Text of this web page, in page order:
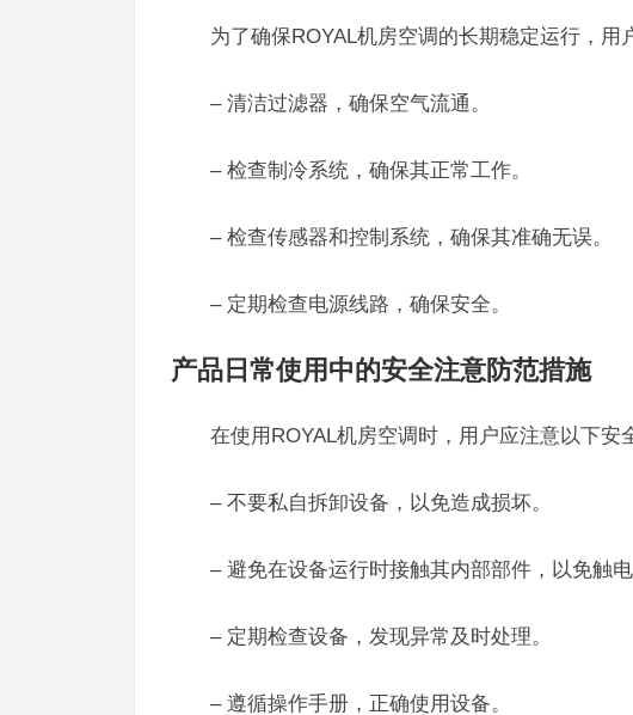
为了确保ROYAL机房空调的长期稳定运行，用
– 清洁过滤器，确保空气流通。
– 检查制冷系统，确保其正常工作。
– 检查传感器和控制系统，确保其准确无误。
– 定期检查电源线路，确保安全。
产品日常使用中的安全注意防范措施
在使用ROYAL机房空调时，用户应注意以下安
– 不要私自拆卸设备，以免造成损坏。
– 避免在设备运行时接触其内部部件，以免触电
– 定期检查设备，发现异常及时处理。
– 遵循操作手册，正确使用设备。